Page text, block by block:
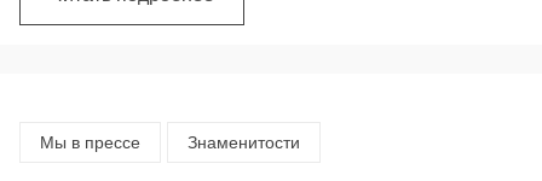
Мы в прессе Знаменитости